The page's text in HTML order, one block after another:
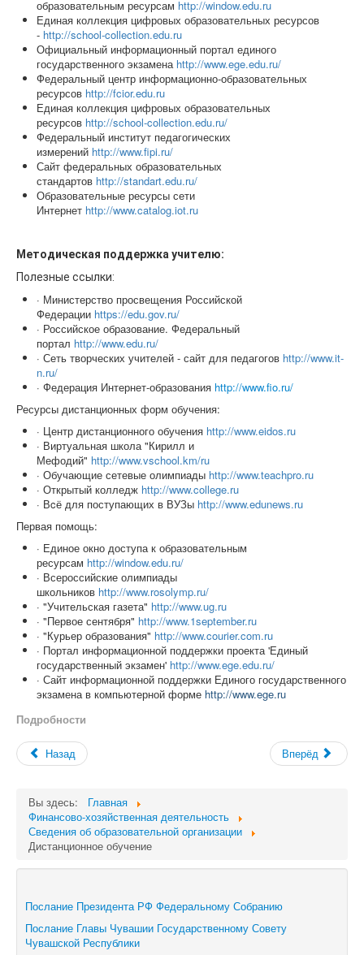
образовательным ресурсам http://window.edu.ru
Единая коллекция цифровых образовательных ресурсов
- http://school-collection.edu.ru
Официальный информационный портал единого
государственного экзамена http://www.ege.edu.ru/
Федеральный центр информационно-образовательных
ресурсов http://fcior.edu.ru
Единая коллекция цифровых образовательных
ресурсов http://school‑collection.edu.ru/
Федеральный институт педагогических
измерений http://www.fipi.ru/
Сайт федеральных образовательных
стандартов http://standart.edu.ru/
Образовательные ресурсы сети
Интернет http://www.catalog.iot.ru
Методическая поддержка учителю:
Полезные ссылки:
· Министерство просвещения Российской
Федерации https://edu.gov.ru/
· Российское образование. Федеральный
портал http://www.edu.ru/
· Сеть творческих учителей - сайт для педагогов http://www.it-
n.ru/
· Федерация Интернет-образования http://www.fio.ru/
Ресурсы дистанционных форм обучения:
· Центр дистанционного обучения http://www.eidos.ru
· Виртуальная школа "Кирилл и
Мефодий" http://www.vschool.km/ru
· Обучающие сетевые олимпиады http://www.teachpro.ru
· Открытый колледж http://www.college.ru
· Вcё для поступающих в ВУЗы http://www.edunews.ru
Первая помощь:
· Единое окно доступа к образовательным
ресурсам http://window.edu.ru/
· Всероссийские олимпиады
школьников http://www.rosolymp.ru/
· "Учительская газета" http://www.ug.ru
· "Первое сентября" http://www.1september.ru
· "Курьер образования" http://www.courier.com.ru
· Портал информационной поддержки проекта 'Единый
государственный экзамен' http://www.ege.edu.ru/
· Сайт информационной поддержки Единого государственного
экзамена в компьютерной форме http://www.ege.ru
Подробности
Назад Вперёд
Вы здесь:
Главная
Финансово-хозяйственная деятельность
Сведения об образовательной организации
Дистанционное обучение
Послание Президента РФ Федеральному Собранию
Послание Главы Чувашии Государственному Совету
Чувашской Республики